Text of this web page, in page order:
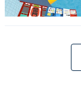
すパノラマビ
らかな泉質を
歌浦港から直